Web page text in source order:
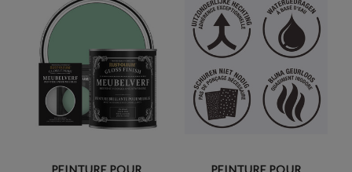
PEINTURE POUR
PEINTURE POUR